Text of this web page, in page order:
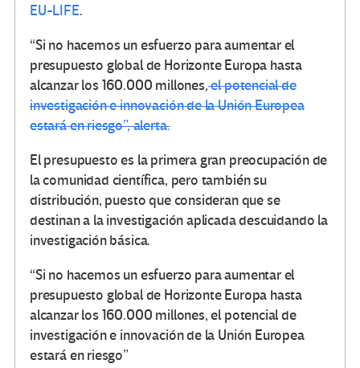
EU-LIFE.
“Si no hacemos un esfuerzo para aumentar el
presupuesto global de Horizonte Europa hasta
alcanzar los 160.000 millones,el potencial de
investigación e innovación de la Unión Europea
estará en riesgo”, alerta.
El presupuesto es la primera gran preocupación de
la comunidad científica, pero también su
distribución, puesto que consideran que se
destinan a la investigación aplicada descuidando la
investigación básica.
“Si no hacemos un esfuerzo para aumentar el
presupuesto global de Horizonte Europa hasta
alcanzar los 160.000 millones, el potencial de
investigación e innovación de la Unión Europea
estará en riesgo”